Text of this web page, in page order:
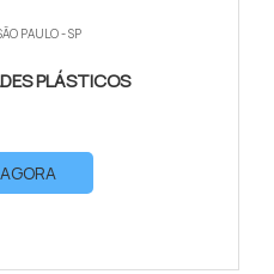
PAULO - SP
PLÁSTICOS